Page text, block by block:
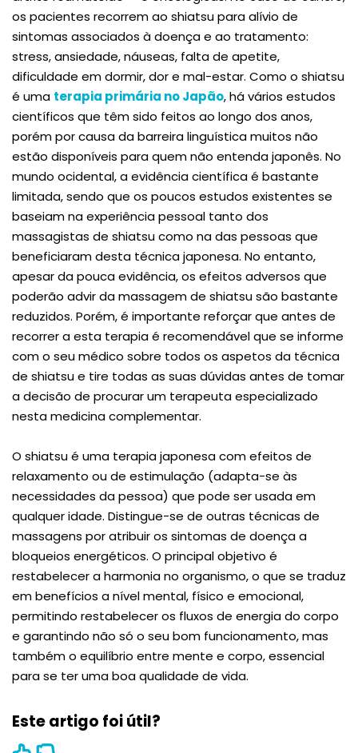
os pacientes recorrem ao shiatsu para alívio de
sintomas associados à doença e ao tratamento:
stress, ansiedade, náuseas, falta de apetite,
dificuldade em dormir, dor e mal-estar. Como o shiatsu
é uma terapia primária no Japão, há vários estudos
científicos que têm sido feitos ao longo dos anos,
porém por causa da barreira linguística muitos não
estão disponíveis para quem não entenda japonês. No
mundo ocidental, a evidência científica é bastante
limitada, sendo que os poucos estudos existentes se
baseiam na experiência pessoal tanto dos
massagistas de shiatsu como na das pessoas que
beneficiaram desta técnica japonesa. No entanto,
apesar da pouca evidência, os efeitos adversos que
poderão advir da massagem de shiatsu são bastante
reduzidos. Porém, é importante reforçar que antes de
recorrer a esta terapia é recomendável que se informe
com o seu médico sobre todos os aspetos da técnica
de shiatsu e tire todas as suas dúvidas antes de tomar
a decisão de procurar um terapeuta especializado
nesta medicina complementar.
O shiatsu é uma terapia japonesa com efeitos de
relaxamento ou de estimulação (adapta-se às
necessidades da pessoa) que pode ser usada em
qualquer idade. Distingue-se de outras técnicas de
massagens por atribuir os sintomas de doença a
bloqueios energéticos. O principal objetivo é
restabelecer a harmonia no organismo, o que se traduz
em benefícios a nível mental, físico e emocional,
permitindo restabelecer os fluxos de energia do corpo
e garantindo não só o seu bom funcionamento, mas
também o equilíbrio entre mente e corpo, essencial
para se ter uma boa qualidade de vida.
Este artigo foi útil?